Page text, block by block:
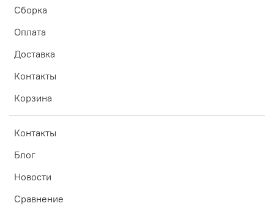
Сборка
Оплата
Доставка
Контакты
Корзина
Контакты
Блог
Новости
Сравнение